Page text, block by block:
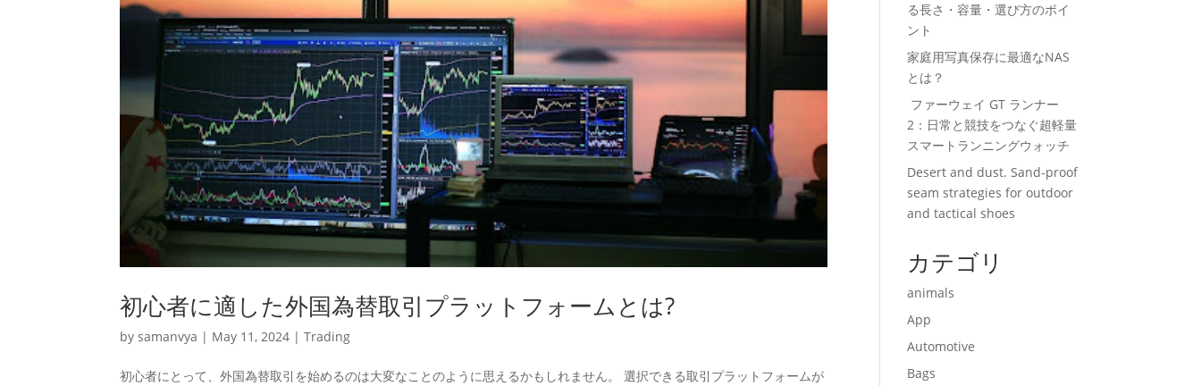
初心者に適した外国為替取引プラットフォームとは?
bysamanvya | May 11, 2024 |Trading
初心者にとって、外国為替取引を始めるのは大変なことのように思えるかもしれません。 選択できる取引プラットフォームが
る長さ・容量・選び方のポイ
ント
家庭用写真保存に最適なNAS
とは？
ファーウェイ GT ランナー
2：日常と競技をつなぐ超軽量
スマートランニングウォッチ
Desert and dust. Sand-proof
seam strategies for outdoor
and tactical shoes
カテゴリ
animals
App
Automotive
Bags